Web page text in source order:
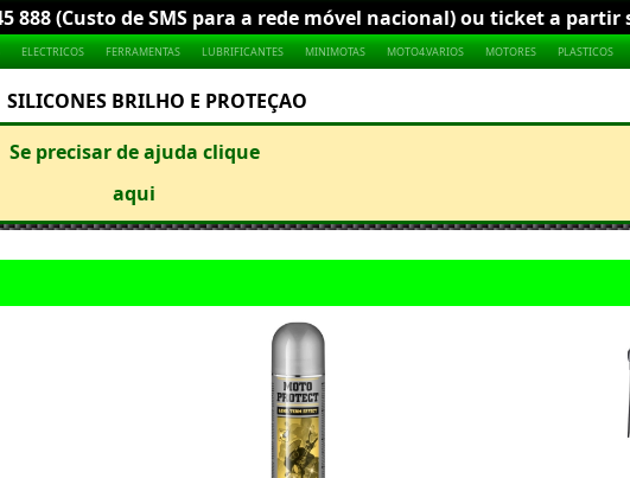
888 (Custo de SMS para a rede móvel nacional) ou ticket a
ELECTRICOS FERRAMENTAS LUBRIFICANTES MINIMOTAS MOTO4.VARIOS MOTORES PLASTICOS
SILICONES BRILHO E PROTEÇAO
Se precisar de ajuda clique
aqui